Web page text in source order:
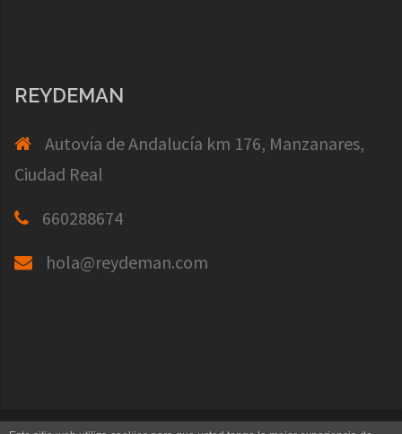
REYDEMAN
Autovía de Andalucía km 176, Manzanares,
Ciudad Real
660288674
hola@reydeman.com